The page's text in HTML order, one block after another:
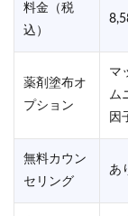
料金（税
込）
薬剤塗布オ
プション
マ
ム
因
無料カウン
セリング
あ